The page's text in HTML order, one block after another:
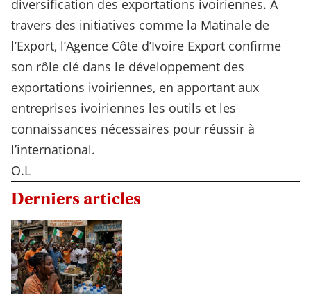
diversification des exportations ivoiriennes. À
travers des initiatives comme la Matinale de
l’Export, l’Agence Côte d’Ivoire Export confirme
son rôle clé dans le développement des
exportations ivoiriennes, en apportant aux
entreprises ivoiriennes les outils et les
connaissances nécessaires pour réussir à
l’international.
O.L
Derniers articles